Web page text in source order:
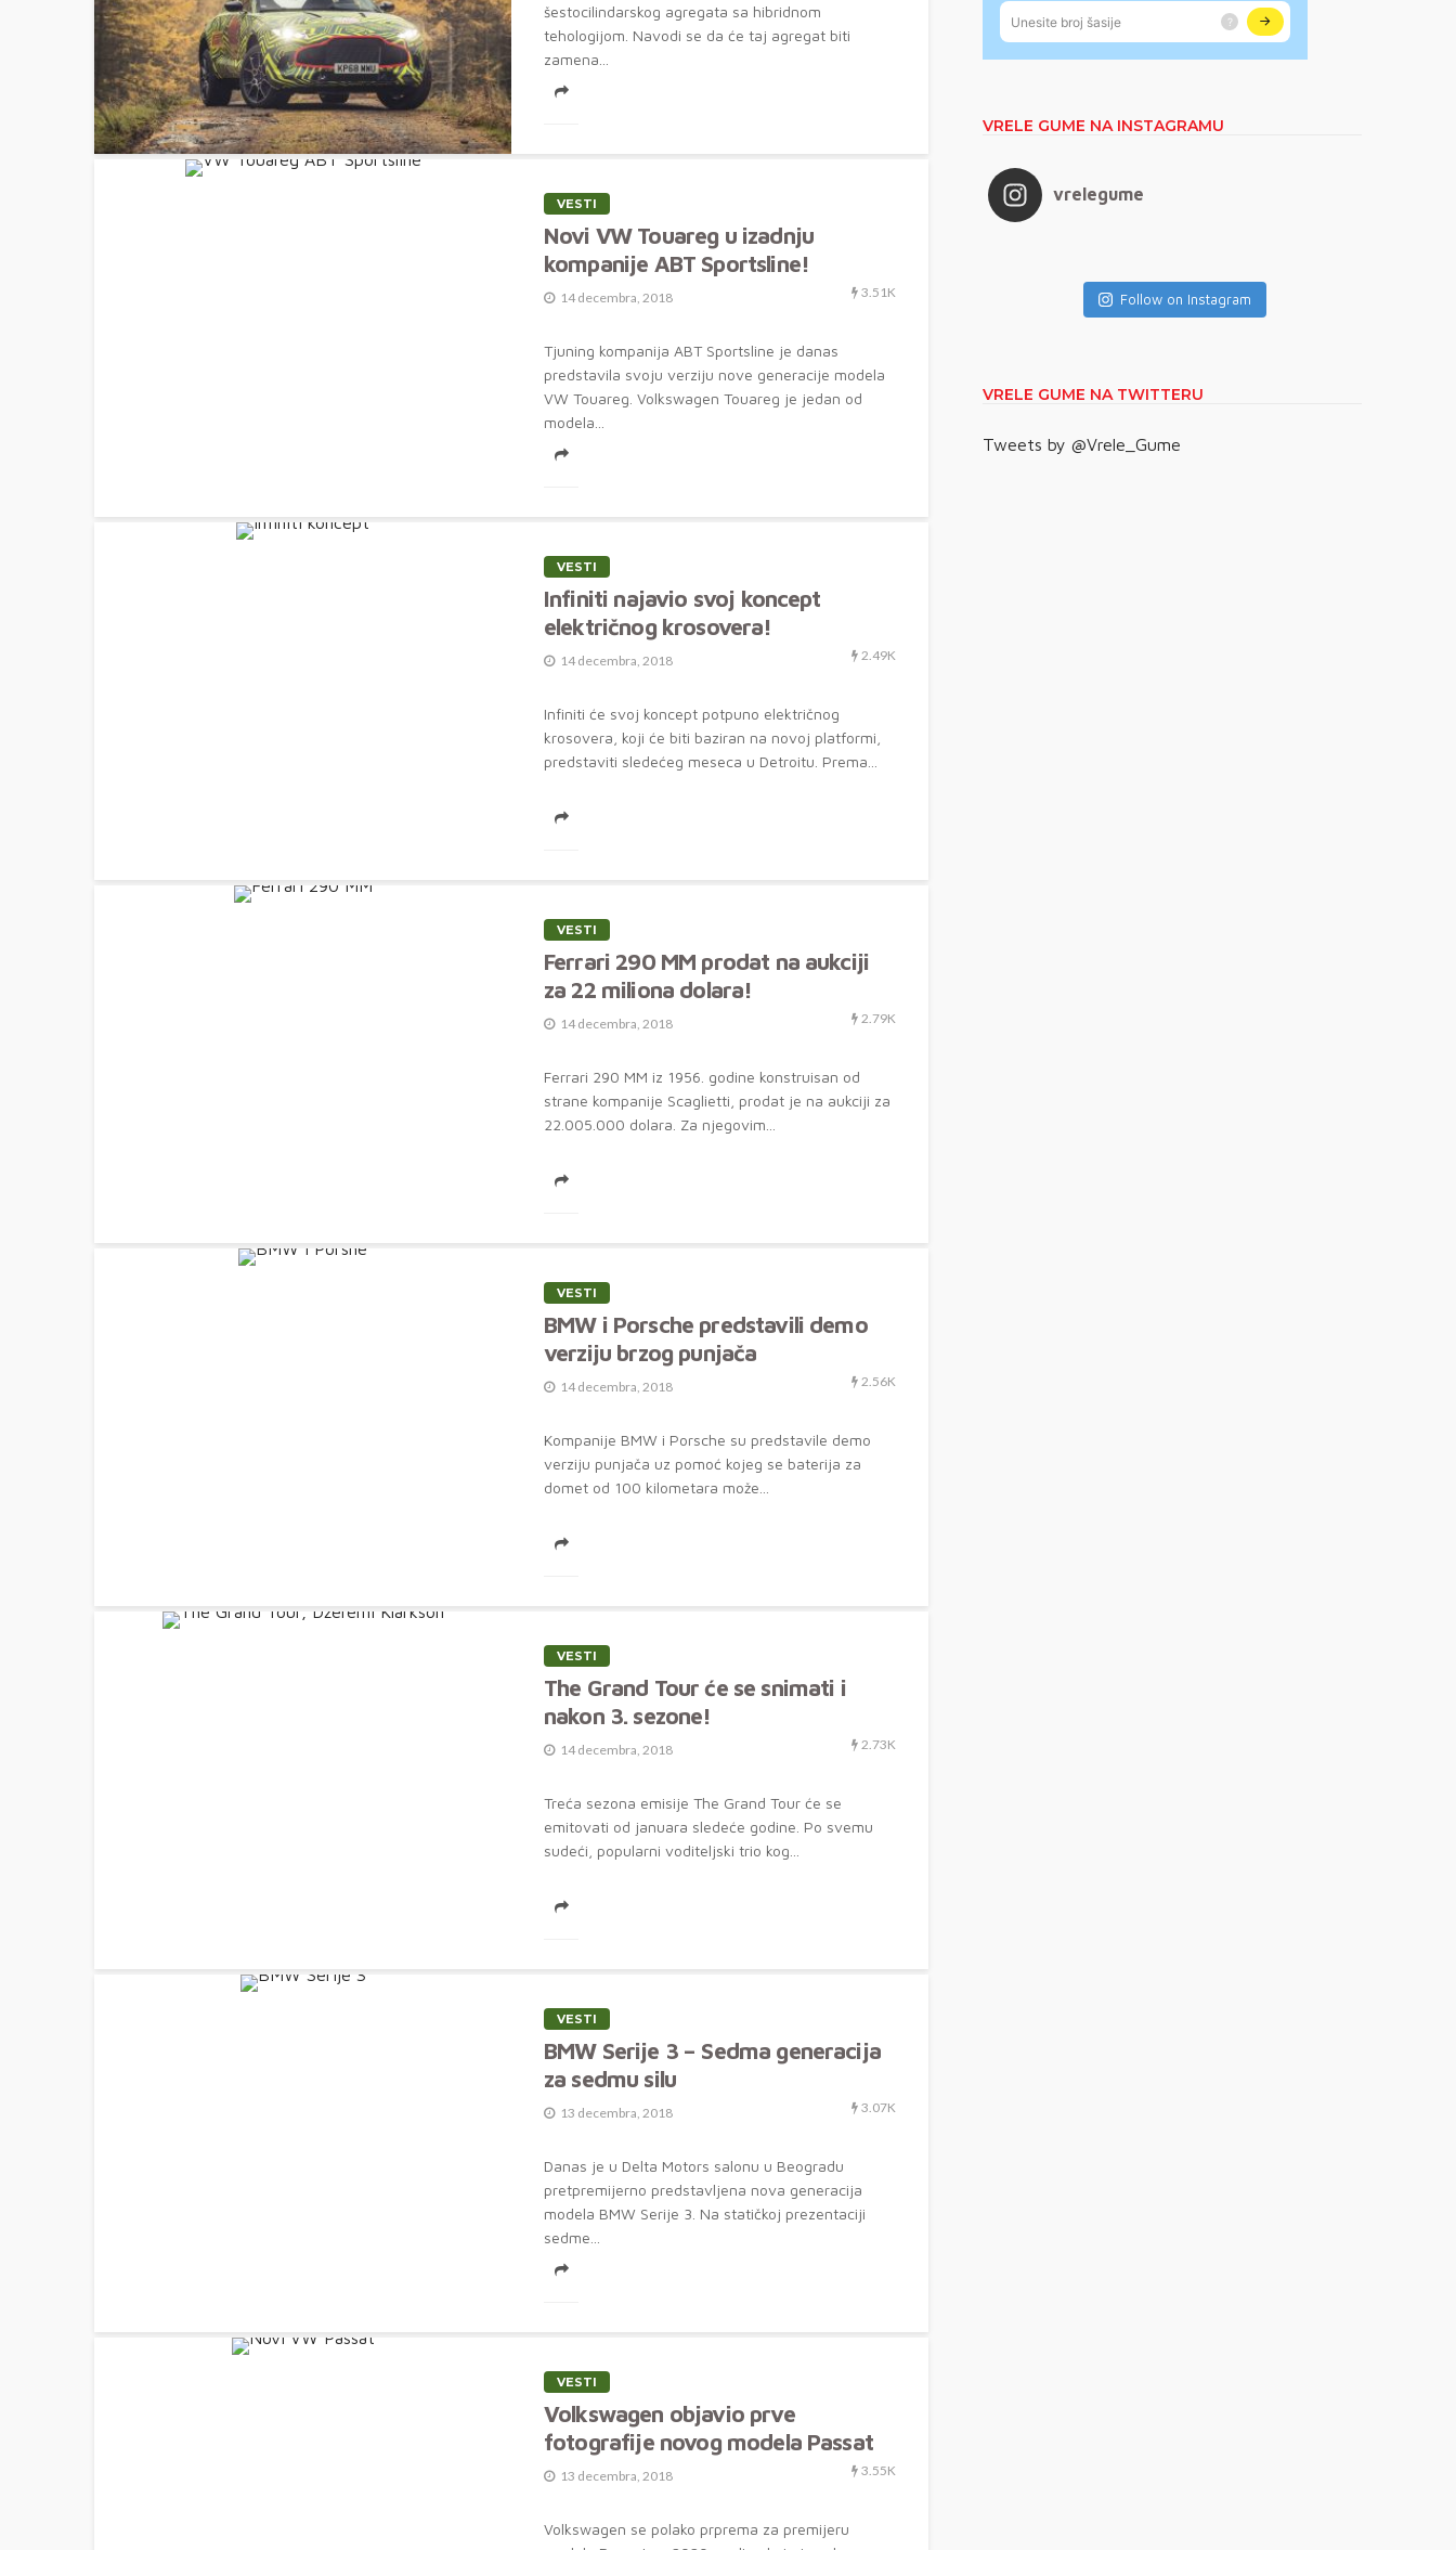
šestocilindarskog agregata sa hibridnom
tehologijom. Navodi se da će taj agregat biti
zamena...
VESTI
Novi VW Touareg u izadnju
kompanije ABT Sportsline!
14 decembra, 2018 3.51K
Tjuning kompanija ABT Sportsline je danas
predstavila svoju verziju nove generacije modela
VW Touareg. Volkswagen Touareg je jedan od
modela...
VESTI
Infiniti najavio svoj koncept
električnog krosovera!
14 decembra, 2018 2.49K
Infiniti će svoj koncept potpuno električnog
krosovera, koji će biti baziran na novoj platformi,
predstaviti sledećeg meseca u Detroitu. Prema...
VESTI
Ferrari 290 MM prodat na aukciji
za 22 miliona dolara!
14 decembra, 2018 2.79K
Ferrari 290 MM iz 1956. godine konstruisan od
strane kompanije Scaglietti, prodat je na aukciji za
22.005.000 dolara. Za njegovim...
VESTI
BMW i Porsche predstavili demo
verziju brzog punjača
14 decembra, 2018 2.56K
Kompanije BMW i Porsche su predstavile demo
verziju punjača uz pomoć kojeg se baterija za
domet od 100 kilometara može...
VESTI
The Grand Tour će se snimati i
nakon 3. sezone!
14 decembra, 2018 2.73K
Treća sezona emisije The Grand Tour će se
emitovati od januara sledeće godine. Po svemu
sudeći, popularni voditeljski trio kog...
VESTI
BMW Serije 3 – Sedma generacija
za sedmu silu
13 decembra, 2018 3.07K
Danas je u Delta Motors salonu u Beogradu
pretpremijerno predstavljena nova generacija
modela BMW Serije 3. Na statičkoj prezentaciji
sedme...
VESTI
Volkswagen objavio prve
fotografije novog modela Passat
13 decembra, 2018 3.55K
Volkswagen se polako prprema za premijeru
VRELE GUME NA INSTAGRAMU
vrelegume
Follow on Instagram
VRELE GUME NA TWITTERU
Tweets by @Vrele_Gume